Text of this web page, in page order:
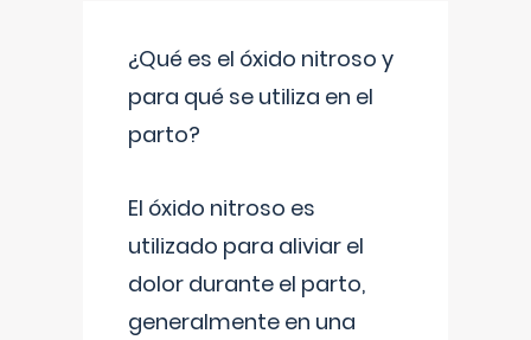
¿Qué es el óxido nitroso y
para qué se utiliza en el
parto?
El óxido nitroso es
utilizado para aliviar el
dolor durante el parto,
generalmente en una